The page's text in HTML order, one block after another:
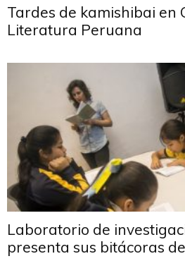
Tardes de kamishibai en
Literatura Peruana
Laboratorio de
presenta sus bitácoras